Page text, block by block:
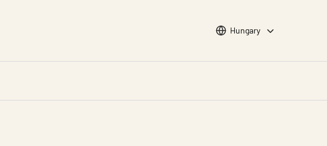
Choose languge
Hungary